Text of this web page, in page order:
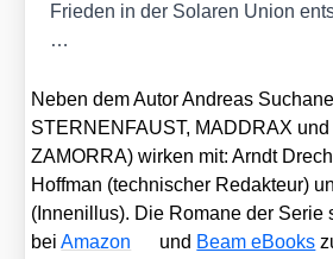
Frie­den in der Sola­ren Uni­on
…
Neben dem Autor Andre­as
STERNENFAUST, MADDRAX
ZAMORRA) wir­ken mit: Arndt
Hoff­man (tech­ni­scher Redak­teur)
(Innen­il­lus). Die Roma­ne der Serie
beiAma­zon und Beam eBooks